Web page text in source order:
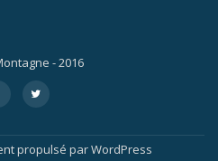
- 2016
fa-
twitter
propulsé parWordPress